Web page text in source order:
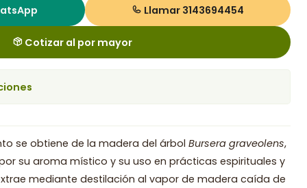
Llamar 3143694454
Cotizar al por mayor
se obtiene de la madera del árbol Bursera graveolens,
su aroma místico y su uso en prácticas espirituales y
mediante destilación al vapor de madera caída de